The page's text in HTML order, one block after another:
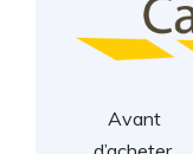
Avant